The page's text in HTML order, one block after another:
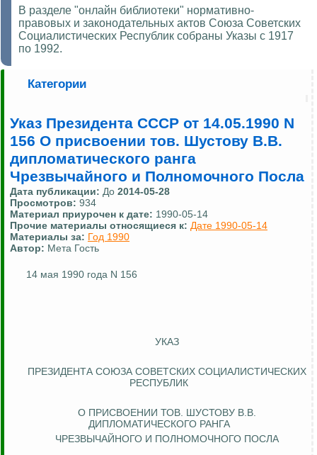
В разделе "онлайн библиотеки" нормативно-
правовых и законодательных актов Союза Советских
Социалистических Республик собраны Указы с 1917
по 1992.
Категории
Указ Президента СССР от 14.05.1990 N
156 О присвоении тов. Шустову В.В.
дипломатического ранга
Чрезвычайного и Полномочного Посла
Дата публикации: До 2014-05-28
Просмотров: 934
Материал приурочен к дате: 1990-05-14
Прочие материалы относящиеся к: Дате 1990-05-14
Материалы за: Год 1990
Автор: Мета Гость
14 мая 1990 года N 156
УКАЗ
ПРЕЗИДЕНТА СОЮЗА СОВЕТСКИХ СОЦИАЛИСТИЧЕСКИХ
РЕСПУБЛИК
О ПРИСВОЕНИИ ТОВ. ШУСТОВУ В.В.
ДИПЛОМАТИЧЕСКОГО РАНГА
ЧРЕЗВЫЧАЙНОГО И ПОЛНОМОЧНОГО ПОСЛА